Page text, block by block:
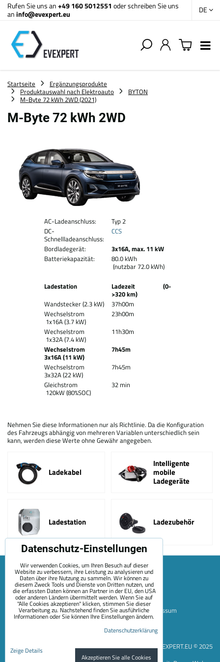
Rufen Sie uns an+49 160 5012551 oder schreiben Sie uns
aninfo@evexpert.eu DE
Startseite
Ergänzungsprodukte
Produktauswahl nach Elektroauto
BYTON
M-Byte 72 kWh 2WD (2021)
M-Byte 72 kWh 2WD
AC-Ladeanschluss:
Typ 2
DC-
Schnellladeanschluss:
CCS
Bordladegerät:
3x16A, max. 11 kW
Batteriekapazität:
80.0 kWh
(nutzbar 72.0 kWh)
Ladestation
Ladezeit (0-
>320 km)
Wandstecker (2.3 kW)
37h00m
Wechselstrom
1x16A (3.7 kW)
23h00m
Wechselstrom
1x32A (7.4 kW)
11h30m
Wechselstrom
3x16A (11 kW)
7h45m
Wechselstrom
3x32A (22 kW)
7h45m
Gleichstrom
120kW (80%SOC)
32 min
Nehmen Sie diese Informationen nur als Richtlinie. Da die Konfiguration
des Fahrzeugs abhängig von mehreren Variablen unterschiedlich sein
kann, werden diese Werte ohne Gewähr angegeben.
Ladekabel
Intelligente
mobile
Ladegeräte
Ladestation Ladezubehör
Sitemap Allgemeine Geschäftsbedingungen
Impressum
EVEXPERT.EU © 2025
Datenschutz-Einstellungen
Wir verwenden Cookies, um Ihren Besuch auf dieser
Website zu verbessern, ihre Leistung zu analysieren und
Daten über ihre Nutzung zu sammeln. Wir können zu
diesem Zweck Tools und Dienste von Dritten nutzen, und
die erfassten Daten können an Partner in der EU, den USA
oder anderen Ländern übermittelt werden. Wenn Sie auf
"Alle Cookies akzeptieren" klicken, stimmen Sie dieser
Verarbeitung zu. Nachstehend finden Sie ausführliche
Informationen oder Sie können Ihre Einstellungen ändern.
Datenschutzerklärung
Zeige Details
Akzeptieren Sie alle Cookies